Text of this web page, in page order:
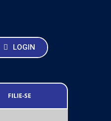
LOGIN
FILIE-SE